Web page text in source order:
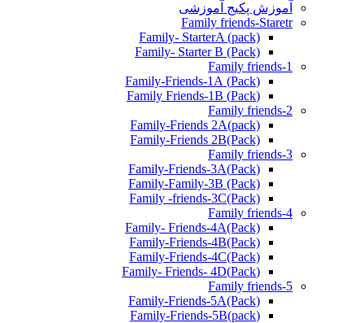
آموزش پکیج آموزشی
Family friends-Staretr
Family- StarterA (pack)
Family- Starter B (Pack)
Family friends-1
(Pack) Family-Friends-1A
(Pack) Family Friends-1B
Family friends-2
Family-Friends 2A(pack)
Family-Friends 2B(Pack)
Family friends-3
(Pack)Family-Friends-3A
Family-Family-3B (Pack)
Family -friends-3C(Pack)
Family friends-4
Family- Friends-4A(Pack)
Family-Friends-4B(Pack)
Family-Friends-4C(Pack)
(Pack)Family- Friends- 4D
Family friends-5
Family-Friends-5A(Pack)
(pack)Family-Friends-5B